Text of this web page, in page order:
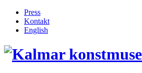
Press
Kontakt
English